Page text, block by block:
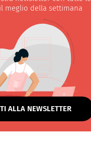
meglio della settimana
ALLA NEWSLETTER